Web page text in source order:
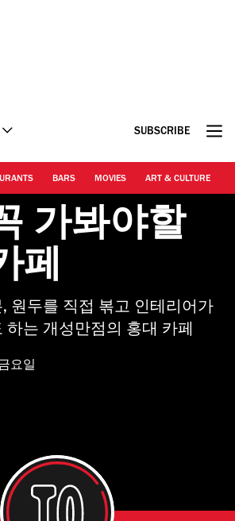
SUBSCRIBE
BARS MOVIES ART & CULTURE
가봐야할
페
원두를 직접 볶고 인테리어가
하는 개성만점의 홍대 카페
요일